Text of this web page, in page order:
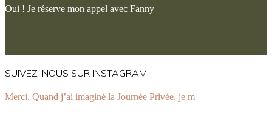
Oui ! Je réserve mon appel avec Fanny
SUIVEZ-NOUS SUR INSTAGRAM
Merci. Quand j’ai imaginé la Journée Privée, je m